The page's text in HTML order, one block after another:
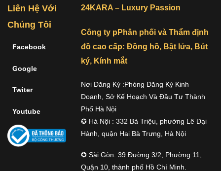
Liên Hệ Với
Chúng Tôi
Facebook
Google
Twiter
Youtube
24KARA – Luxury Passion
Công ty pPhân phối và Thẩm định
đồ cao cấp: Đồng hồ, Bật lửa, Bút
ký, Kính mắt
Nơi Đăng Ký :Phòng Đăng Ký Kinh
Doanh, Sở Kế Hoạch Và Đầu Tư Thành
Phố Hà Nội
✪ Hà Nội : 332 Bà Triệu, phường Lê Đại
Hành, quận Hai Bà Trưng, Hà Nội
✪ Sài Gòn: 39 Đường 3/2, Phường 11,
Quận 10, thành phố Hồ Chí Minh.